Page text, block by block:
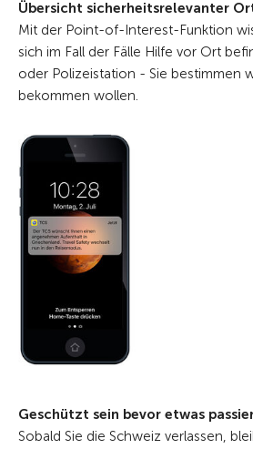
Übersicht sicherheitsrelevanter
Mit der Point-of-Interest-Funktion
sich im Fall der Fälle Hilfe vor Ort
oder Polizeistation - Sie bestimmen
bekommen wollen.
Geschützt sein bevor etwas
Sobald Sie die Schweiz verlassen,